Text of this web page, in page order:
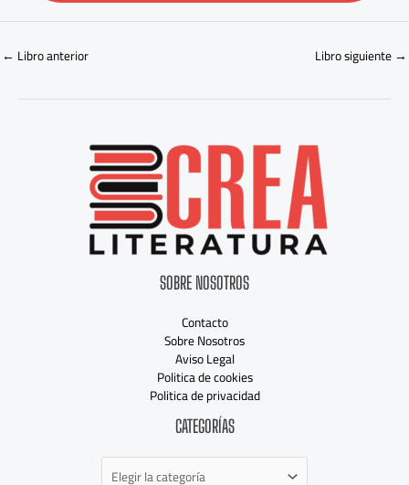
← Libro anterior Libro siguiente→
SOBRE NOSOTROS
Contacto
Sobre Nosotros
Aviso Legal
Politica de cookies
Politica de privacidad
CATEGORÍAS